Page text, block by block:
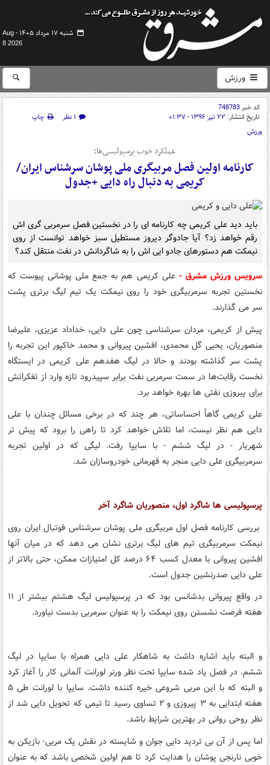
شنبه ۱۷ مرداد ۱۴۰۵ -
Aug
8 2026
ورزش
کد خبر748783
تاریخ انتشار: ۲۲ تیر ۱۳۹۶ - ۰۱:۳۷ ۱ نظر
چاپ
ورزش
عملکرد خوب پرسپولیسی‌ها؛
کارنامه اولین فصل مربیگری ملی پوشان سرشناس ایران/
کریمی به دنبال راه دایی +جدول
باید دید علی کریمی چه کارنامه ای را در نخستین فصل سرمربی گری اش
رقم خواهد زد؟ آیا جادوگر دیروز مستطیل سبز خواهد توانست از روی
نیمکت هم دستورهای جادو ایی اش را به شاگردانش در نفت منتقل کند؟
سرویس ورزش مشرق -علی کریمی هم به جمع ملی پوشانی پیوست که
نخستین تجربه سرمربیگری خود را روی نیمکت یک تیم لیگ برتری پشت
سر می گذارند.
پیش از کریمی، مردان سرشناسی چون علی دایی، خداداد عزیزی، علیرضا
منصوریان، یحیی گل محمدی، افشین پیروانی و محمد خاکپور این تجربه را
پشت سر گذاشته بودند و حالا در لیگ هفدهم علی کریمی در ایستگاه
نخست رقابت‌ها در سمت سرمربی نفت برابر سپیدرود تازه وارد از تفکراتش
برای پیروزی نفتی ها بهره خواهد برد.
علی کریمی گاهاً احساساتی، هر چند که در برخی مسائل چندان با علی
دایی هم نظر نیست، اما تلاش خواهد کرد تا راهی را برود که پیش تر
شهریار - در لیگ ششم - با سایپا رفت. لیگی که در اولین تجربه
سرمربیگری علی دایی منجر به قهرمانی خودروسازان شد.
پرسپولیسی ها شاگرد اول، منصوریان شاگرد آخر
بررسی کارنامه فصل اول مربیگری ملی پوشان سرشناس فوتبال ایران روی
نیمکت سرمربیگری تیم های لیگ برتری نشان می دهد که در میان آنها
افشین پیروانی با معدل کسب ۶۴ درصد کل امتیازات ممکن، حتی بالاتر از
علی دایی صدرنشین جدول است.
در واقع پیروانی بدشانس بود که در پرسپولیس لیگ هشتم بیشتر از ۱۱
هفته فرصت نشستن روی نیمکت را به عنوان سرمربی بدست نیاورد.
و البته باید اشاره داشت به شاهکار علی دایی همراه با سایپا در لیگ
ششم. در فصل یاد شده سایپا تحت نظر ورنر لورانت آلمانی کار را آغاز کرد
و البته که با این مربی شروعی خیره کننده داشت. سایپا با لورانت طی ۵
هفته ابتدایی به ۳ پیروزی و ۲ تساوی رسید تا تیمی که تحویل دایی شد از
نظر روحی روانی در بهترین شرایط باشد.
اما پس از آن بی تردید دایی جوان و شایسته در نقش یک مربی- بازیکن به
خوبی نارنجی پوشان را هدایت کرد تا هم اولین شخصی باشد که به عنوان